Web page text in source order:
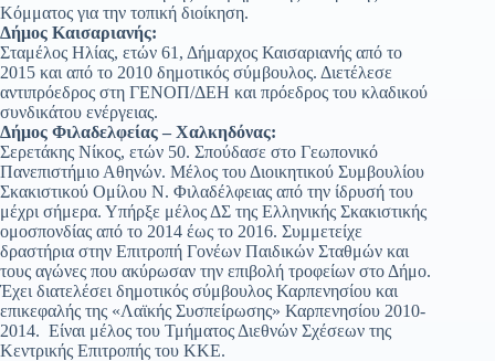
Κόμματος για την τοπική διοίκηση.
Δήμος Καισαριανής:
Σταμέλος Ηλίας, ετών 61, Δήμαρχος Καισαριανής από το
2015 και από το 2010 δημοτικός σύμβουλος. Διετέλεσε
αντιπρόεδρος στη ΓΕΝΟΠ/ΔΕΗ και πρόεδρος του κλαδικού
συνδικάτου ενέργειας.
Δήμος Φιλαδελφείας – Χαλκηδόνας:
Σερετάκης Νίκος, ετών 50. Σπούδασε στο Γεωπονικό
Πανεπιστήμιο Αθηνών. Μέλος του Διοικητικού Συμβουλίου
Σκακιστικού Ομίλου Ν. Φιλαδέλφειας από την ίδρυσή του
μέχρι σήμερα. Υπήρξε μέλος ΔΣ της Ελληνικής Σκακιστικής
ομοσπονδίας από το 2014 έως το 2016. Συμμετείχε
δραστήρια στην Επιτροπή Γονέων Παιδικών Σταθμών και
τους αγώνες που ακύρωσαν την επιβολή τροφείων στο Δήμο.
Έχει διατελέσει δημοτικός σύμβουλος Καρπενησίου και
επικεφαλής της «Λαϊκής Συσπείρωσης» Καρπενησίου 2010-
2014. Είναι μέλος του Τμήματος Διεθνών Σχέσεων της
Κεντρικής Επιτροπής του ΚΚΕ.